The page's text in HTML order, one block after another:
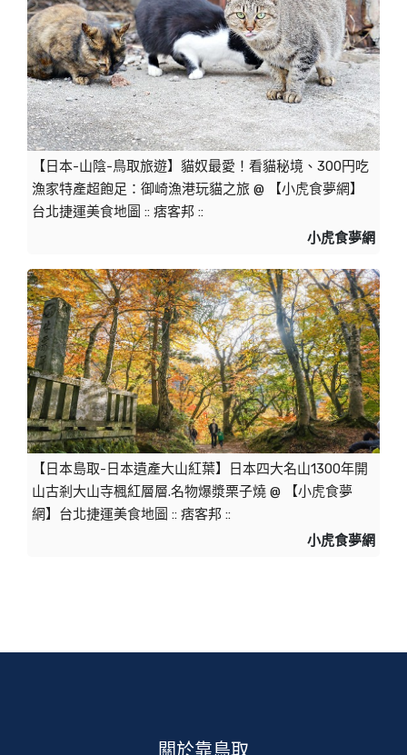
【日本-山陰-鳥取旅遊】貓奴最愛！看貓秘境、300円吃
漁家特產超飽足：御崎漁港玩貓之旅 @ 【小虎食夢網】
台北捷運美食地圖 :: 痞客邦 ::
小虎食夢網
【日本島取-日本遺產大山紅葉】日本四大名山1300年開
山古剎大山寺楓紅層層.名物爆漿栗子燒 @ 【小虎食夢
網】台北捷運美食地圖 :: 痞客邦 ::
小虎食夢網
關於靠鳥取